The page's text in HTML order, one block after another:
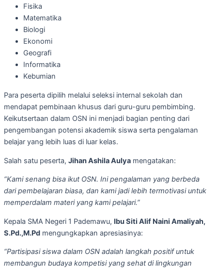
Fisika
Matematika
Biologi
Ekonomi
Geografi
Informatika
Kebumian
Para peserta dipilih melalui seleksi internal sekolah dan
mendapat pembinaan khusus dari guru-guru pembimbing.
Keikutsertaan dalam OSN ini menjadi bagian penting dari
pengembangan potensi akademik siswa serta pengalaman
belajar yang lebih luas di luar kelas.
Salah satu peserta, Jihan Ashila Aulya mengatakan:
“Kami senang bisa ikut OSN. Ini pengalaman yang berbeda
dari pembelajaran biasa, dan kami jadi lebih termotivasi untuk
memperdalam materi yang kami pelajari.”
Kepala SMA Negeri 1 Pademawu, Ibu Siti Alif Naini Amaliyah,
S.Pd.,M.Pd mengungkapkan apresiasinya:
“Partisipasi siswa dalam OSN adalah langkah positif untuk
membangun budaya kompetisi yang sehat di lingkungan